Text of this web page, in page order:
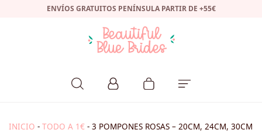
ENVÍOS GRATUITOS PENÍNSULA PARTIR DE +55€
INICIO - TODO A 1€ - 3 POMPONES ROSAS – 20CM, 24CM, 30CM